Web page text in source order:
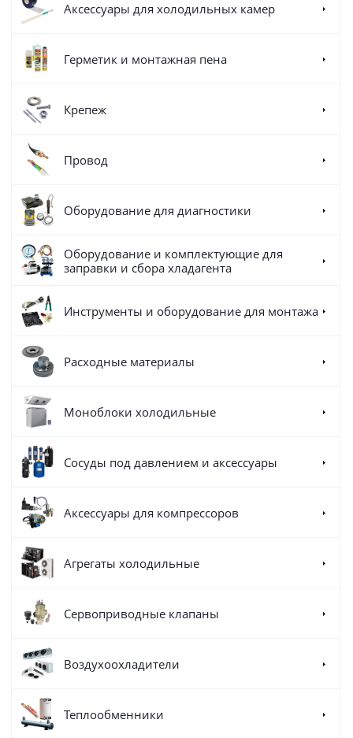
Аксессуары для холодильных камер
Герметик и монтажная пена
Крепеж
Провод
Оборудование для диагностики
Оборудование и комплектующие для
заправки и сбора хладагента
Инструменты и оборудование для монтажа
Расходные материалы
Моноблоки холодильные
Сосуды под давлением и аксессуары
Аксессуары для компрессоров
Агрегаты холодильные
Сервоприводные клапаны
Воздухоохладители
Теплообменники